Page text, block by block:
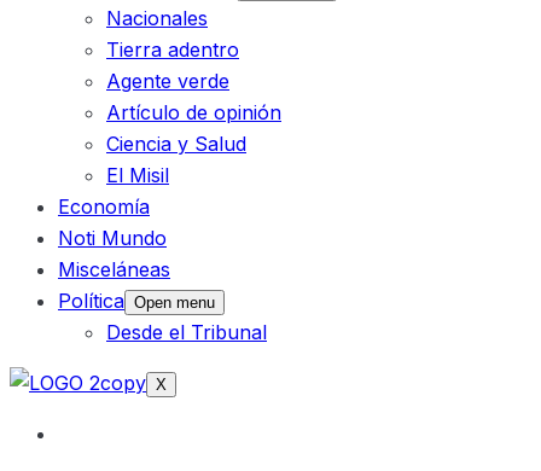
Nacionales
Tierra adentro
Agente verde
Artículo de opinión
Ciencia y Salud
El Misil
Economía
Noti Mundo
Misceláneas
Política Open menu
Desde el Tribunal
X